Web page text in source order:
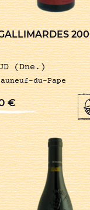
(Dne.)
du-Pape
€